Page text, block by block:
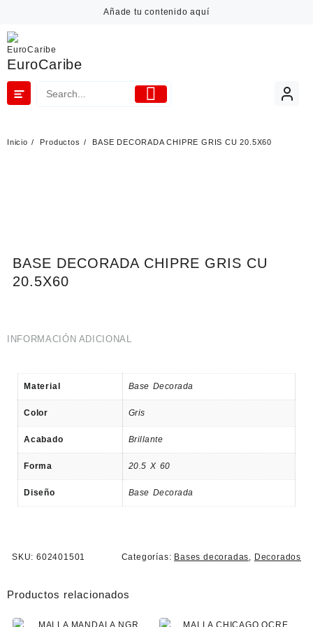
Añade tu contenido aquí
EuroCaribe
Inicio Productos BASE DECORADA CHIPRE GRIS CU 20.5X60
BASE DECORADA CHIPRE GRIS CU
20.5X60
INFORMACIÓN ADICIONAL
Material Base Decorada
Color Gris
Acabado Brillante
Forma 20.5 X 60
Diseño Base Decorada
SKU: 602401501 Categorías: Bases decoradas, Decorados
Productos relacionados